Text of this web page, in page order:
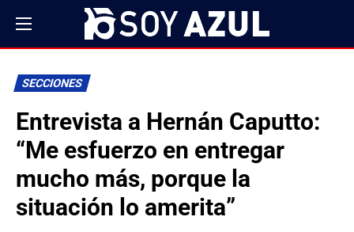
SECCIONES
Entrevista a Hernán Caputto:
“Me esfuerzo en entregar
mucho más, porque la
situación lo amerita”